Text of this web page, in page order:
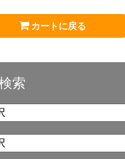
カートに戻る
索